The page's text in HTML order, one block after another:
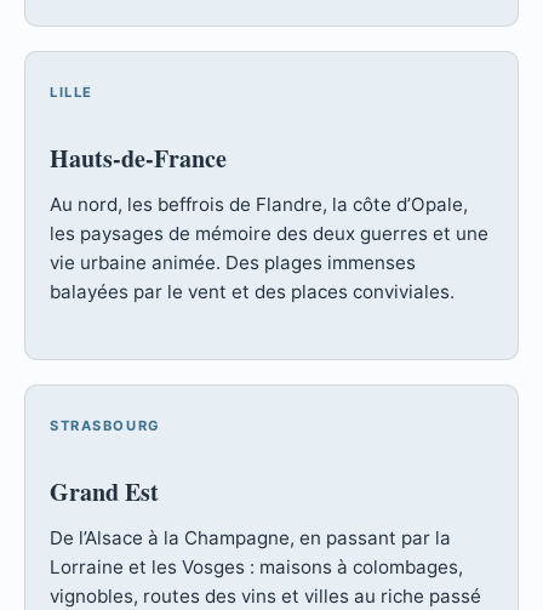
LILLE
Hauts-de-France
Au nord, les beffrois de Flandre, la côte d’Opale,
les paysages de mémoire des deux guerres et une
vie urbaine animée. Des plages immenses
balayées par le vent et des places conviviales.
STRASBOURG
Grand Est
De l’Alsace à la Champagne, en passant par la
Lorraine et les Vosges : maisons à colombages,
vignobles, routes des vins et villes au riche passé